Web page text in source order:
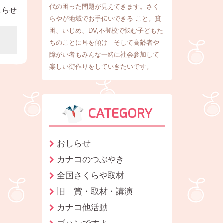
せ
代の困った問題が見えてきます。さく
らやが地域でお手伝いできる こと。貧
困、いじめ、DV,不登校で悩む子どもた
ちのことに耳を傾け そして高齢者や
障がい者もみんな一緒に社会参加して
楽しい街作りをしていきたいです。
CATEGORY
おしらせ
カナコのつぶやき
全国さくらや取材
旧 賞・取材・講演
カナコ他活動